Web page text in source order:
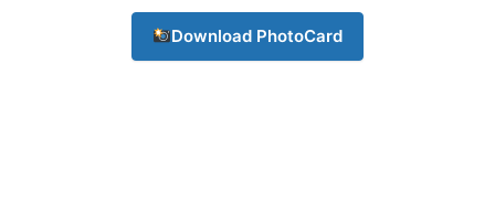
Download PhotoCard